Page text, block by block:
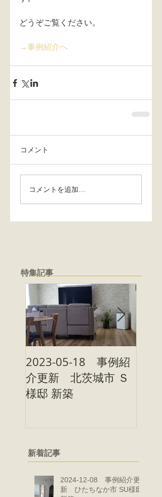
特集記事
どうぞご覧ください。
→事例紹介へ
コメント
コメントを追加…
2023-05-18 事例紹
介更新 北茨城市 Ｓ
様邸 新築
新着記事
2024-12-08 事例紹介更
新 ひたちなか市 SU様邸